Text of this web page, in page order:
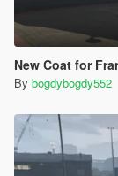
New Coat for
By bogdybogdy552